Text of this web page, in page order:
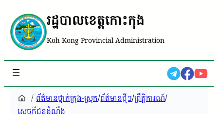
រដ្ឋបាលខេត្តកោះកុង
Koh Kong Provincial Administration
/ ព័ត៌មានថ្នាក់ក្រុង-ស្រុក/ព័ត៌មានថ្មីៗ/ព្រឹត្តិការណ៍/
សេចក្តីជូនដំណឹង